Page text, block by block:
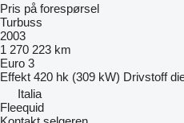
Pris på forespørsel
Turbuss
2003
1 270 223 km
Euro 3
Effekt 420 hk (309 kW) Drivstoff
Italia
Fleequid